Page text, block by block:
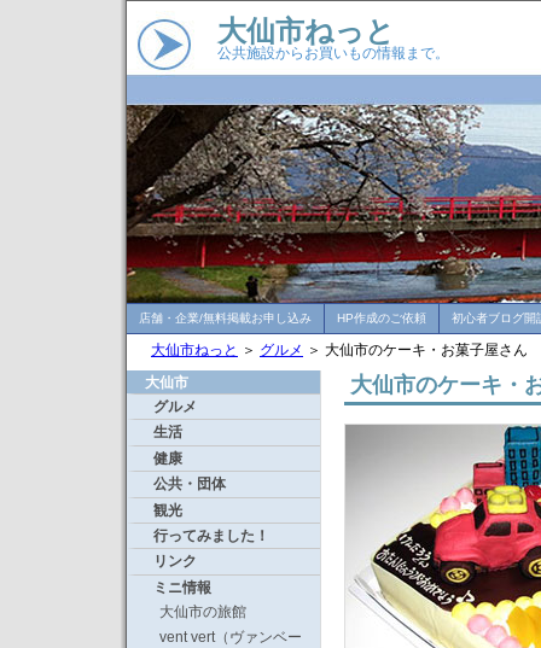
大仙市ねっと
公共施設からお買いもの情報まで。
店舗・企業/無料掲載お申し込み HP作成のご依頼 初心者ブログ開
大仙市ねっと ＞ グルメ ＞ 大仙市のケーキ・お菓子屋さん
大仙市
グルメ
生活
健康
公共・団体
観光
行ってみました！
リンク
ミニ情報
大仙市の旅館
vent vert（ヴァンベー
大仙市のケーキ・